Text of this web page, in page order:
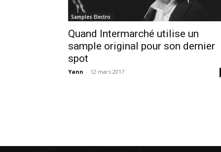
Samples Electro
Quand Intermarché utilise un
sample original pour son dernier
spot
Yann - 12 mars 2017